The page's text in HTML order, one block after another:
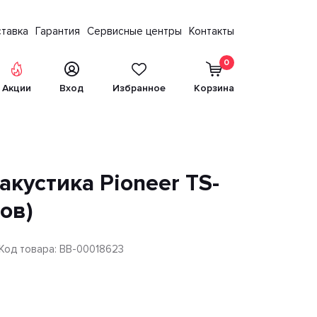
Гарантия Сервисные центры Контакты
Акции Вход Избранное
0
Корзина
Pioneer TS-
товара: BB-00018623